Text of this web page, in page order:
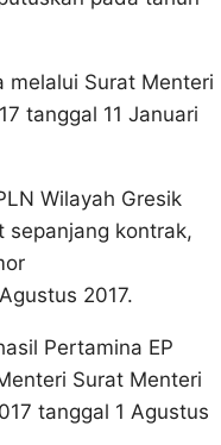
melalui Surat Menteri
tanggal 11 Januari
Wilayah Gresik
sepanjang kontrak,
2017.
Pertamina EP
Surat Menteri
tanggal 1 Agustus